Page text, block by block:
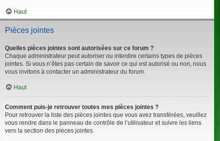
Haut
Pièces jointes
Quelles pièces jointes sont autorisées sur ce forum ?
Chaque administrateur peut autoriser ou interdire certains types de pièces
jointes. Si vous n’êtes pas certain de savoir ce qui est autorisé ou non, nous
vous invitons à contacter un administrateur du forum.
Haut
Comment puis-je retrouver toutes mes pièces jointes ?
Pour retrouver la liste des pièces jointes que vous avez transférées, veuillez
vous rendre dans le panneau de contrôle de l’utilisateur et suivre les liens
vers la section des pièces jointes.